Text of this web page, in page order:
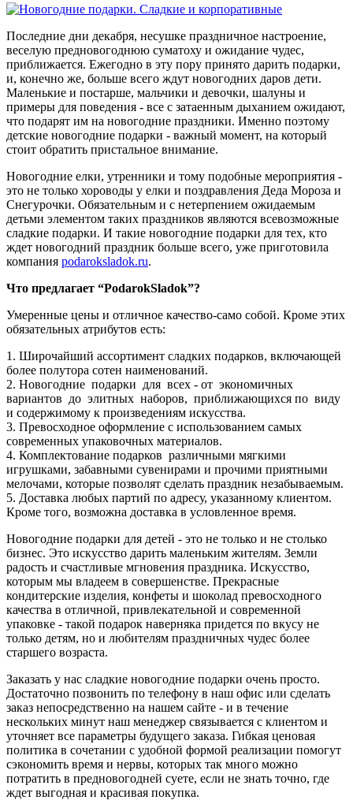
Последние дни декабря, несушке праздничное настроение,
веселую предновогоднюю суматоху и ожидание чудес,
приближается. Ежегодно в эту пору принято дарить подарки,
и, конечно же, больше всего ждут новогодних даров дети.
Маленькие и постарше, мальчики и девочки, шалуны и
примеры для поведения - все с затаенным дыханием ожидают,
что подарят им на новогодние праздники. Именно поэтому
детские новогодние подарки - важный момент, на который
стоит обратить пристальное внимание.
Новогодние елки, утренники и тому подобные мероприятия -
это не только хороводы у елки и поздравления Деда Мороза и
Снегурочки. Обязательным и с нетерпением ожидаемым
детьми элементом таких праздников являются всевозможные
сладкие подарки. И такие новогодние подарки для тех, кто
ждет новогодний праздник больше всего, уже приготовила
компания podaroksladok.ru.
Что предлагает “PodarokSladok”?
Умеренные цены и отличное качество-само собой. Кроме этих
обязательных атрибутов есть:
1. Широчайший ассортимент сладких подарков, включающей
более полутора сотен наименований.
2. Новогодние подарки для всех - от экономичных
вариантов до элитных наборов, приближающихся по виду
и содержимому к произведениям искусства.
3. Превосходное оформление с использованием самых
современных упаковочных материалов.
4. Комплектование подарков различными мягкими
игрушками, забавными сувенирами и прочими приятными
мелочами, которые позволят сделать праздник незабываемым.
5. Доставка любых партий по адресу, указанному клиентом.
Кроме того, возможна доставка в условленное время.
Новогодние подарки для детей - это не только и не столько
бизнес. Это искусство дарить маленьким жителям. Земли
радость и счастливые мгновения праздника. Искусство,
которым мы владеем в совершенстве. Прекрасные
кондитерские изделия, конфеты и шоколад превосходного
качества в отличной, привлекательной и современной
упаковке - такой подарок наверняка придется по вкусу не
только детям, но и любителям праздничных чудес более
старшего возраста.
Заказать у нас сладкие новогодние подарки очень просто.
Достаточно позвонить по телефону в наш офис или сделать
заказ непосредственно на нашем сайте - и в течение
нескольких минут наш менеджер связывается с клиентом и
уточняет все параметры будущего заказа. Гибкая ценовая
политика в сочетании с удобной формой реализации помогут
сэкономить время и нервы, которых так много можно
потратить в предновогодней суете, если не знать точно, где
ждет выгодная и красивая покупка.